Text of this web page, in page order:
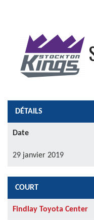
DÉTAILS
Date
29 janvier 2019
COURT
Findlay Toyota Center